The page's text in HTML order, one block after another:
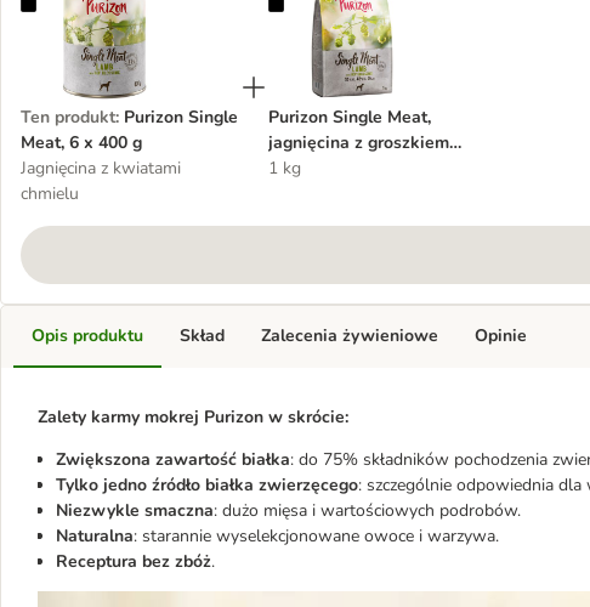
Purizon Single Meat, 6 x 400 g
Ten produkt: Purizon Single
Meat, 6 x 400 g
Jagnięcina z kwiatami
chmielu
Purizon Single Meat, jagnięcina z
Purizon Single Meat,
jagnięcina z groszkiem
oraz kwiatami chmielu
1 kg
Opis produktu
Zalety karmy mokrej Purizon w skrócie:
Zwiększona zawartość białka: do 75% składników pochodzenia
Tylko jedno źródło białka zwierzęcego: szczególnie odpowiednia
Niezwykle smaczna: dużo mięsa i wartościowych podrobów.
Naturalna: starannie wyselekcjonowane owoce i warzywa.
Receptura bez zbóż.
Skład Zalecenia żywieniowe Opinie